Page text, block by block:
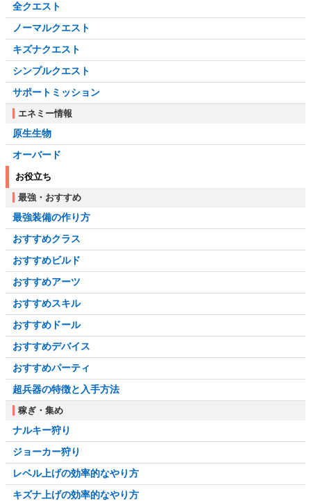
全クエスト
ノーマルクエスト
キズナクエスト
シンプルクエスト
サポートミッション
エネミー情報
原生生物
オーバード
お役立ち
最強・おすすめ
最強装備の作り方
おすすめクラス
おすすめビルド
おすすめアーツ
おすすめスキル
おすすめドール
おすすめデバイス
おすすめパーティ
超兵器の特徴と入手方法
稼ぎ・集め
ナルキー狩り
ジョーカー狩り
レベル上げの効率的なやり方
キズナ上げの効率的なやり方